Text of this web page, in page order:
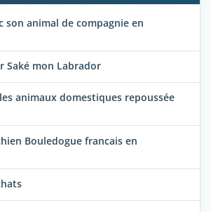
son animal de compagnie en
Saké mon Labrador
animaux domestiques repoussée
Bouledogue francais en